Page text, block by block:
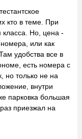
кто в теме. При
класса. Но, цена -
номера, или как
удобства все в
есть номера с
но только не на
внутри
парковка большая
приезжал на